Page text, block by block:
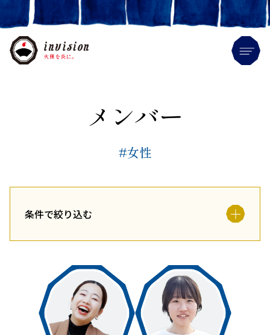
メンバー
#女性
条件で絞り込む